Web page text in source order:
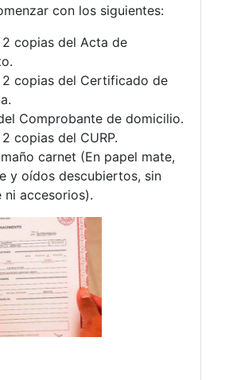
con los siguientes:
copias del Acta de
2 copias del Certificado de
Comprobante de domicilio.
copias del CURP.
carnet (En papel mate,
y oídos descubiertos, sin
ni accesorios).